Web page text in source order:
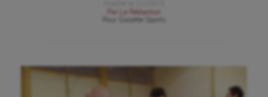
Par
La Rédaction
Gazette Sports